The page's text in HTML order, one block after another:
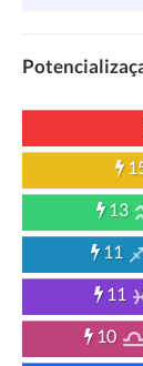
13
11
11
10